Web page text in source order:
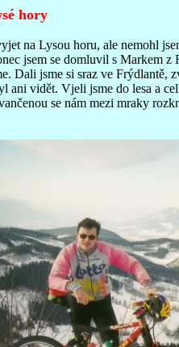
hory
na Lysou horu, ale nemohl
jsem se domluvil s Markem
Dali jsme si sraz ve Frýdlantě,
ani vidět. Vjeli jsme do lesa a
se nám mezi mraky